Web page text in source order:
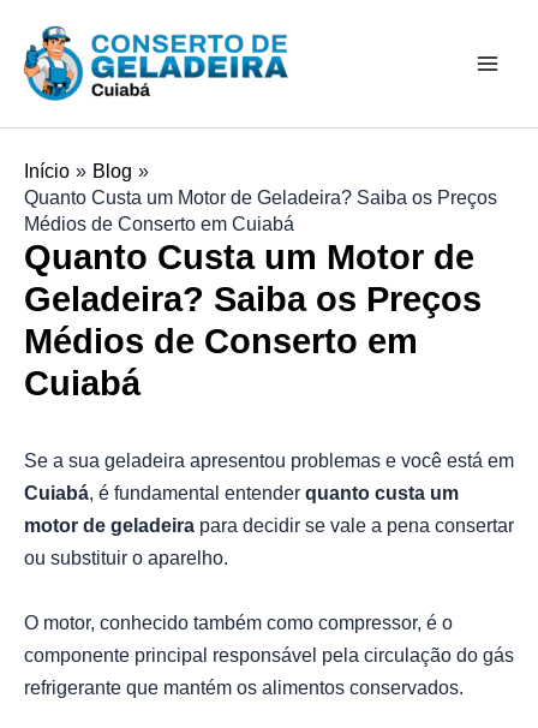
para
Início
Blog
Quanto Custa um Motor de Geladeira? Saiba os Preços
Médios de Conserto em Cuiabá
Quanto Custa um Motor de
Geladeira? Saiba os Preços
Médios de Conserto em
Cuiabá
Se a sua geladeira apresentou problemas e você está em
Cuiabá, é fundamental entender quanto custa um
motor de geladeira para decidir se vale a pena consertar
ou substituir o aparelho.
O motor, conhecido também como compressor, é o
componente principal responsável pela circulação do gás
refrigerante que mantém os alimentos conservados.